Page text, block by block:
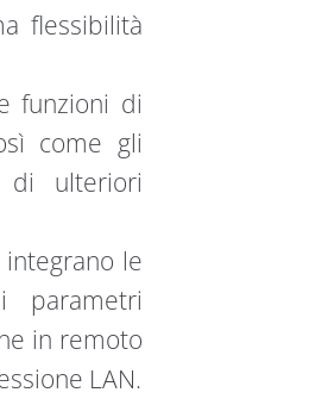
flessibilità
funzioni di
come gli
di ulteriori
le
parametri
in remoto
LAN.